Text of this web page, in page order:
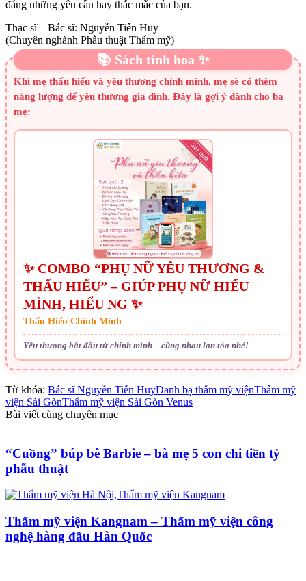
đáng những yêu cầu hay thắc mắc của bạn.
Thạc sĩ – Bác sĩ: Nguyễn Tiến Huy
(Chuyên nghành Phẫu thuật Thẩm mỹ)
📚 Sách tinh hoa ✨
Khi mẹ thấu hiểu và yêu thương chính mình, mẹ sẽ có thêm
năng lượng để yêu thương gia đình. Đây là gợi ý dành cho ba
mẹ:
✨ COMBO “PHỤ NỮ YÊU THƯƠNG &
THẤU HIỂU” – GIÚP PHỤ NỮ HIỂU
MÌNH, HIỂU NG ✨
Thấu Hiểu Chính Mình
Yêu thương bắt đầu từ chính mình – cùng nhau lan tỏa nhé!
Từ khóa: Bác sĩ Nguyễn Tiến HuyDanh bạ thẩm mỹ việnThẩm mỹ
viện Sài GònThẩm mỹ viện Sài Gòn Venus
Bài viết cùng chuyên mục
“Cuồng” búp bê Barbie – bà mẹ 5 con chi tiền tỷ
phẫu thuật
Thẩm mỹ viện Kangnam – Thẩm mỹ viện công
nghệ hàng đầu Hàn Quốc